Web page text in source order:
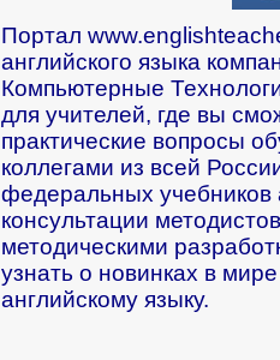
Портал
английского языка
Компьютерные
для учителей, где вы
практические вопросы
коллегами из всей
федеральных учебников
консультации
методическими
узнать о новинках в
английскому языку.